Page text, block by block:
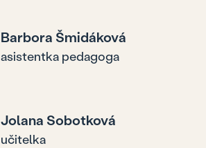
Barbora Šmidáková
asistentka pedagoga
Jolana Sobotková
učitelka